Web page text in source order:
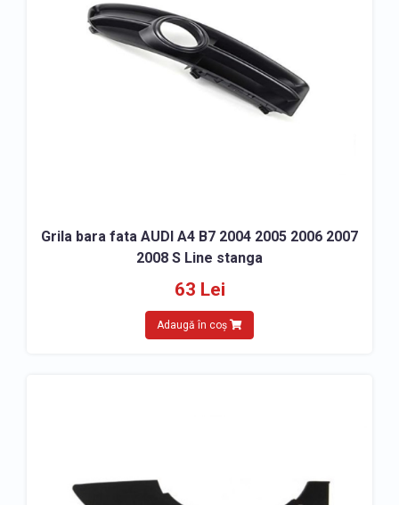
Grila bara fata AUDI A4 B7 2004 2005 2006 2007
2008 S Line stanga
63 Lei
Adaugă în coș